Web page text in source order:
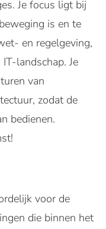
Je focus ligt bij
is en te
en regelgeving,
landschap. Je
van
zodat de
bedienen.
voor de
die binnen het